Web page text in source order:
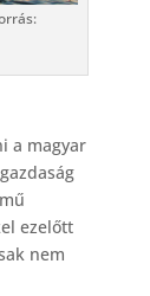
a magyar
ezelőtt
nem